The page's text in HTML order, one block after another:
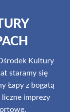
Kultury
staramy się
Łapy z bogatą
imprezy